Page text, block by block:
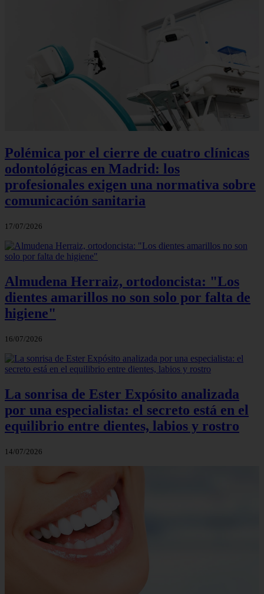
Polémica por el cierre de cuatro clínicas
odontológicas en Madrid: los
profesionales exigen una normativa sobre
comunicación sanitaria
17/07/2026
Almudena Herraiz, ortodoncista: "Los
dientes amarillos no son solo por falta de
higiene"
16/07/2026
La sonrisa de Ester Expósito analizada
por una especialista: el secreto está en el
equilibrio entre dientes, labios y rostro
14/07/2026